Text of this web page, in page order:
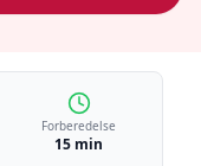
Forberedelse
15 min